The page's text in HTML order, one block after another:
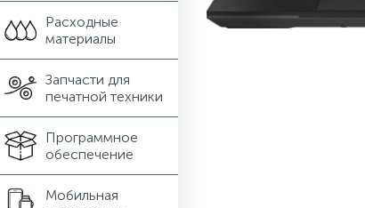
Расходные
материалы
Запчасти для
печатной техники
Программное
обеспечение
Мобильная